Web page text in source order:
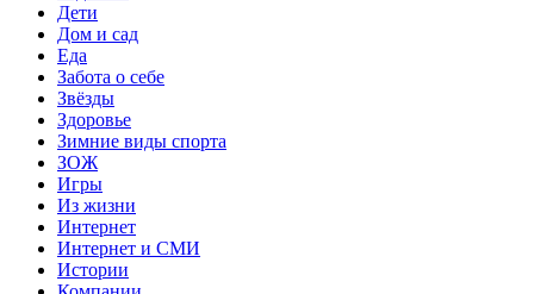
Дети
Дом и сад
Еда
Забота о себе
Звёзды
Здоровье
Зимние виды спорта
ЗОЖ
Игры
Из жизни
Интернет
Интернет и СМИ
Истории